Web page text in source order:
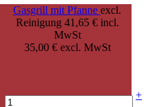
Gasgrill mit Pfanne excl.
Reinigung 41,65 € incl.
MwSt
35,00 € excl. MwSt
+